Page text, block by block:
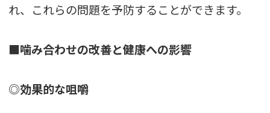
れ、これらの問題を予防することができます。
■噛み合わせの改善と健康への影響
◎効果的な咀嚼